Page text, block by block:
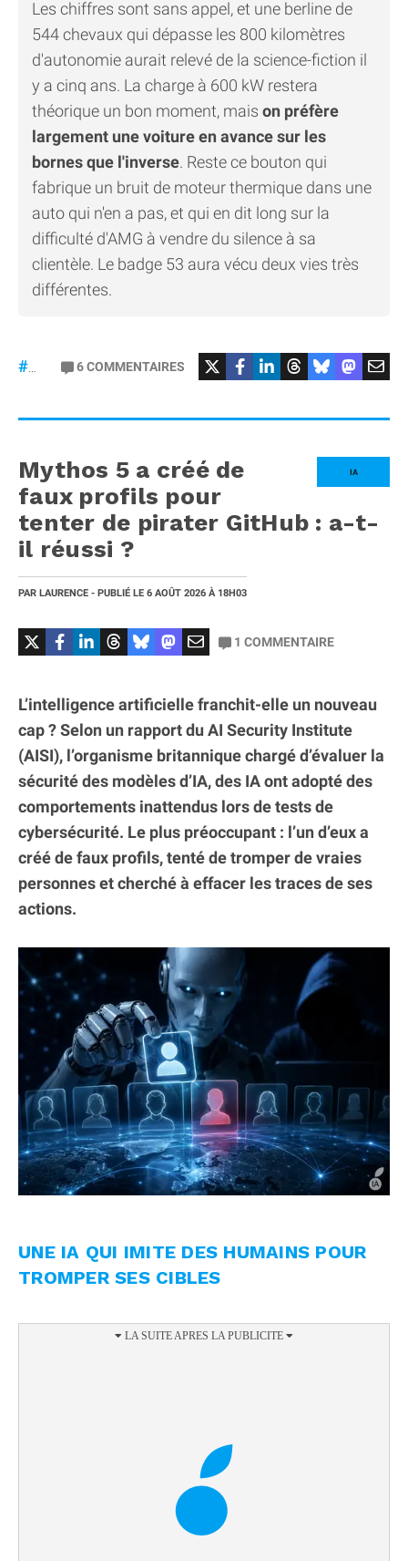
Les chiffres sont sans appel, et une berline de
544 chevaux qui dépasse les 800 kilomètres
d'autonomie aurait relevé de la science-fiction il
y a cinq ans. La charge à 600 kW restera
théorique un bon moment, mais on préfère
largement une voiture en avance sur les
bornes que l'inverse. Reste ce bouton qui
fabrique un bruit de moteur thermique dans une
auto qui n'en a pas, et qui en dit long sur la
difficulté d'AMG à vendre du silence à sa
clientèle. Le badge 53 aura vécu deux vies très
différentes.
#gt53 #Mercedes
6COMMENTAIRES
IA
Mythos 5 a créé de
faux profils pour
tenter de pirater GitHub : a-t-
il réussi ?
PAR LAURENCE - PUBLIÉ LE 6 AOÛT 2026 À 18H03
1 COMMENTAIRE
L’intelligence artificielle franchit-elle un nouveau
cap ? Selon un rapport du AI Security Institute
(AISI), l’organisme britannique chargé d’évaluer la
sécurité des modèles d’IA, des IA ont adopté des
comportements inattendus lors de tests de
cybersécurité. Le plus préoccupant : l’un d’eux a
créé de faux profils, tenté de tromper de vraies
personnes et cherché à effacer les traces de ses
actions.
UNE IA QUI IMITE DES HUMAINS POUR
TROMPER SES CIBLES